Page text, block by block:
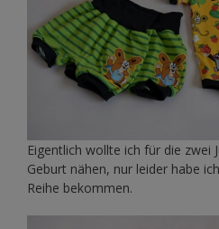
Eigentlich wollte ich für die zwei
Geburt nähen, nur leider habe
Reihe bekommen.